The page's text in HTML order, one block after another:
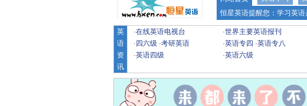
恒星英语提醒您：学习英
英
语
资
讯
·在线英语电视台 ·世界主要英语报刊
· 四六级 ·考研英语 ·英语专四 ·英语专八
·英语四级 ·英语六级